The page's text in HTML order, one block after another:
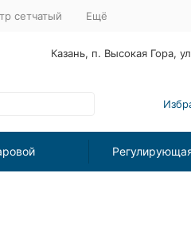
сетчатый Ещё
Казань, п. Высокая Гора,